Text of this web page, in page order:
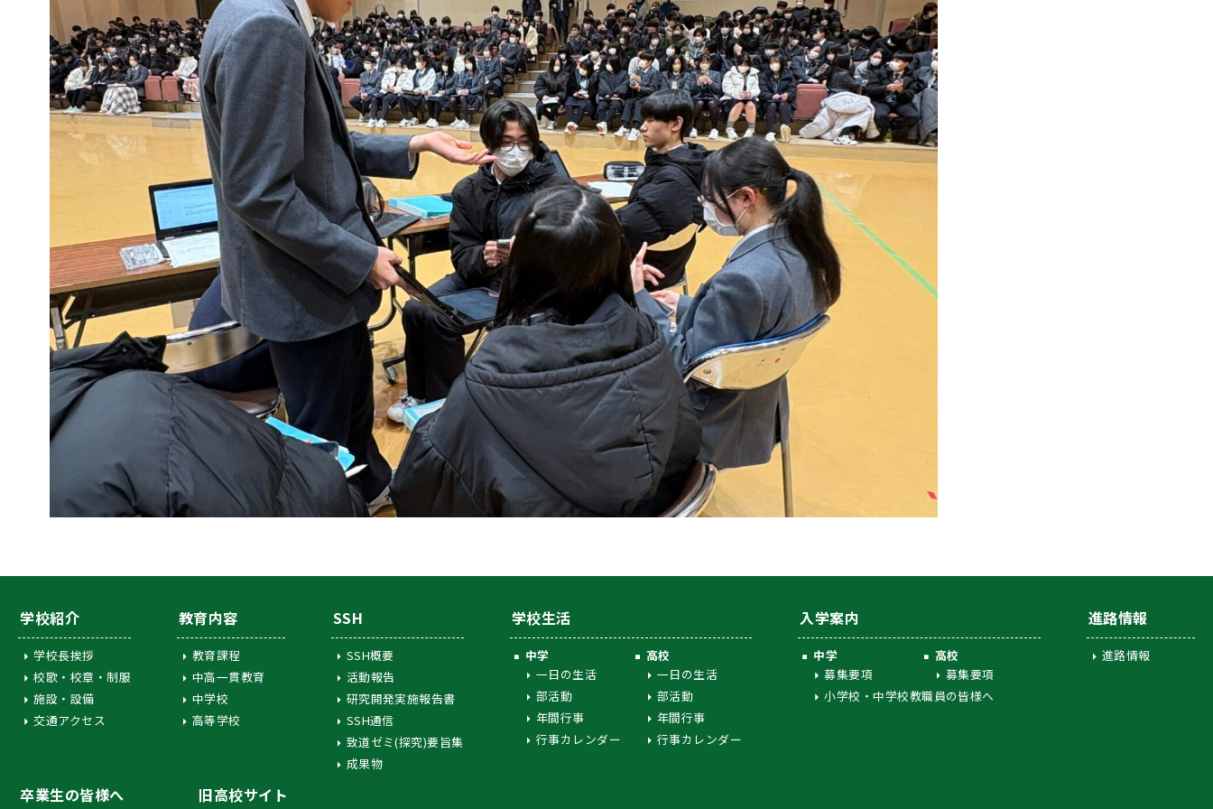
学校紹介
学校長挨拶
校歌・校章・制服
施設・設備
交通アクセス
教育内容
教育課程
中高一貫教育
中学校
高等学校
SSH
SSH概要
活動報告
研究開発実施報告書
SSH通信
致道ゼミ(探究)要旨集
成果物
学校生活
中学
一日の生活
部活動
年間行事
行事カレンダー
高校
一日の生活
部活動
年間行事
行事カレンダー
入学案内
中学
募集要項
高校
募集要項
小学校・中学校教職員の皆様へ
進路情報
進路情報
卒業生の皆様へ 旧高校サイト